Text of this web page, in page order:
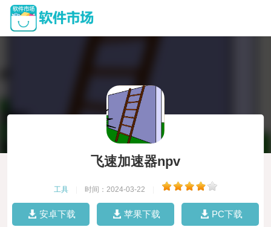
飞速加速器npv
工具 时间：2024-03-22
安卓下载 苹果下载 PC下载